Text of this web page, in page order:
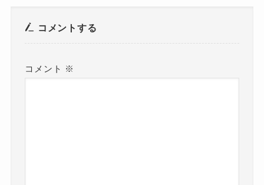
コメントする
コメント ※